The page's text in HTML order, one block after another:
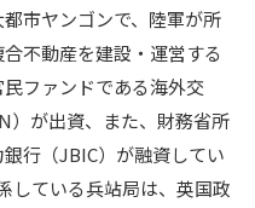
市ヤンゴンで、陸軍が所
不動産を建設・運営する
ファンドである海外交
）が出資、また、財務省所
行（JBIC）が融資してい
している兵站局は、英国政